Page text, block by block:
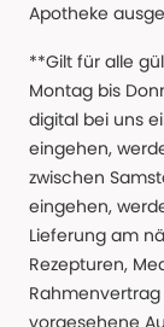
Apotheke
**Gilt für alle
Montag bis
digital bei uns
eingehen,
zwischen
eingehen,
Lieferung am
Rezepturen,